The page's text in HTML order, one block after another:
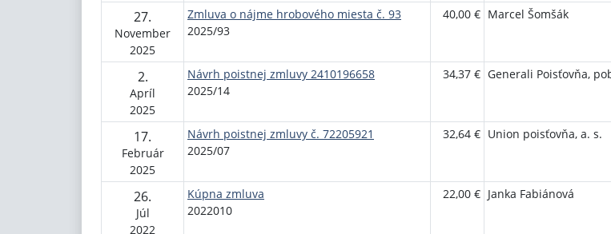
27.
November
2025
Zmluva o nájme hrobového miesta č. 93
2025/93
40,00 € Marcel Šomšák
2.
Apríl
2025
Návrh poistnej zmluvy 2410196658
2025/14
34,37 € Generali Poisťovňa,
17.
Február
2025
Návrh poistnej zmluvy č. 72205921
2025/07
32,64 € Union poisťovňa, a. s.
26.
Júl
2022
Kúpna zmluva
2022010
22,00 € Janka Fabiánová